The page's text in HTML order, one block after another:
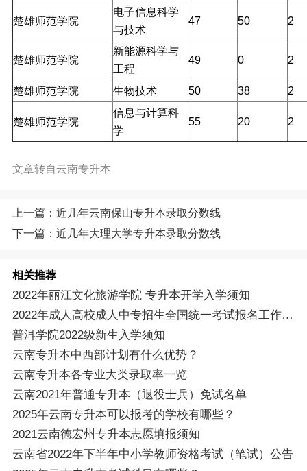
楚雄师范学院
电子信息科学
与技术
47 50 2
楚雄师范学院
新能源科学与
工程
49 0 2
楚雄师范学院 生物技术 50 38 2
楚雄师范学院
信息与计算科
学
55 20 2
文章转自云南专升本
上一篇：近几年云南保山专升本录取分数线
下一篇：近几年大理大学专升本录取分数线
相关推荐
2022年丽江文化旅游学院 专升本开学入学须知
2022年成人高校成人中专招生全国统一考试报名工作的通知
普洱学院2022级新生入学须知
云南专升本中西部计划有什么优势？
云南专升本各专业大类录取率一览
云南2021年普通专升本（退役士兵）免试名单
2025年云南专升本可以报考的学校有哪些？
2021云南德宏州专升本志愿填报须知
云南省2022年下半年中小学教师资格考试（笔试）公告